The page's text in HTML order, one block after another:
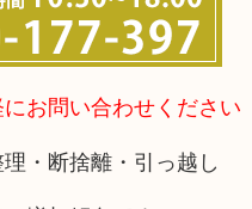
お問い合わせください
・断捨離・引っ越し